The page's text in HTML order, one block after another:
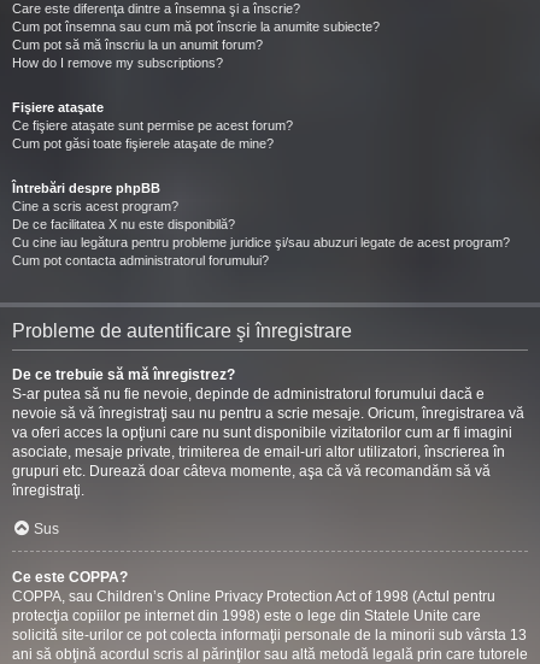
Care este diferenţa dintre a însemna şi a înscrie?
Cum pot însemna sau cum mă pot înscrie la anumite subiecte?
Cum pot să mă înscriu la un anumit forum?
How do I remove my subscriptions?
Fişiere ataşate
Ce fişiere ataşate sunt permise pe acest forum?
Cum pot găsi toate fişierele ataşate de mine?
Întrebări despre phpBB
Cine a scris acest program?
De ce facilitatea X nu este disponibilă?
Cu cine iau legătura pentru probleme juridice şi/sau abuzuri legate de acest program?
Cum pot contacta administratorul forumului?
Probleme de autentificare şi înregistrare
De ce trebuie să mă înregistrez?
S-ar putea să nu fie nevoie, depinde de administratorul forumului dacă e
nevoie să vă înregistraţi sau nu pentru a scrie mesaje. Oricum, înregistrarea vă
va oferi acces la opţiuni care nu sunt disponibile vizitatorilor cum ar fi imagini
asociate, mesaje private, trimiterea de email-uri altor utilizatori, înscrierea în
grupuri etc. Durează doar câteva momente, aşa că vă recomandăm să vă
înregistraţi.
Sus
Ce este COPPA?
COPPA, sau Children’s Online Privacy Protection Act of 1998 (Actul pentru
protecţia copiilor pe internet din 1998) este o lege din Statele Unite care
solicită site-urilor ce pot colecta informaţii personale de la minorii sub vârsta 13
ani să obţină acordul scris al părinţilor sau altă metodă legală prin care tutorele